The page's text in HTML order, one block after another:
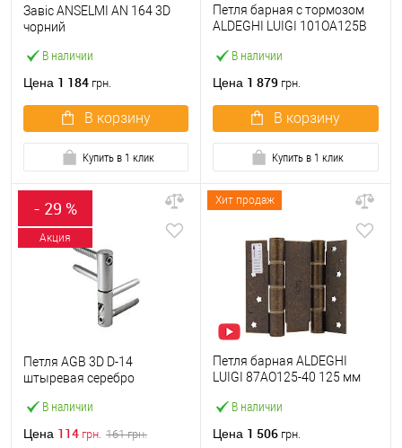
В наличии
Завіс ANSELMI AN 164 3D
чорний
Цена 1 184 грн.
В корзину
Купить в 1 клик
В наличии
Петля барная с тормозом
ALDEGHI LUIGI 101OA125B
Цена 1 879 грн.
В корзину
Купить в 1 клик
- 29 %
Акция
В наличии
Петля AGB 3D D-14
штыревая серебро
Цена 114 грн. 161грн.
Хит продаж
В наличии
Петля барная ALDEGHI
LUIGI 87AO125-40 125 мм
Цена 1 506 грн.